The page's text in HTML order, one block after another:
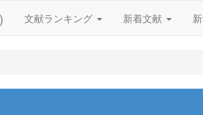
文献ランキング 新着文献